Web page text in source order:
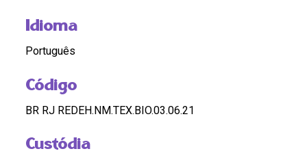
Idioma
Português
Código
BR RJ REDEH.NM.TEX.BIO.03.06.21
Custódia